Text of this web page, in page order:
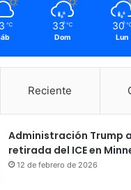
℃ 33 ℃
Dom
30
Lun
Reciente
Administración Trump
retirada del ICE en
12 de febrero de 2026